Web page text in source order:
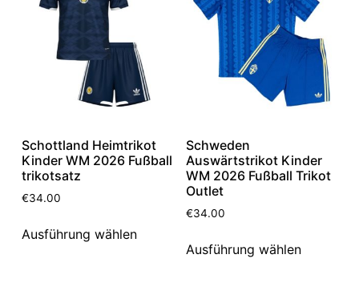
Schottland Heimtrikot
Kinder WM 2026 Fußball
trikotsatz
€34.00
Ausführung wählen
Schweden
Auswärtstrikot Kinder
WM 2026 Fußball Trikot
Outlet
€34.00
Ausführung wählen